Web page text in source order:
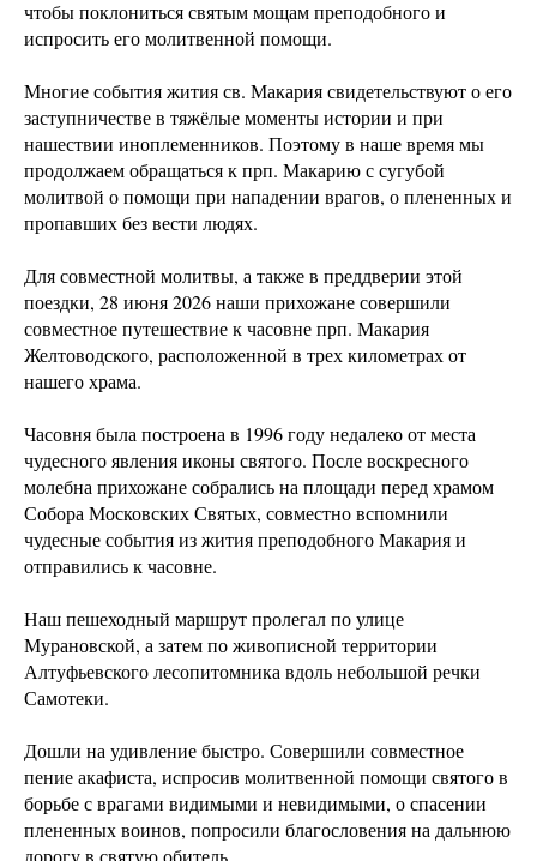
чтобы поклониться святым мощам преподобного и
испросить его молитвенной помощи.
Многие события жития св. Макария свидетельствуют о его
заступничестве в тяжёлые моменты истории и при
нашествии иноплеменников. Поэтому в наше время мы
продолжаем обращаться к прп. Макарию с сугубой
молитвой о помощи при нападении врагов, о плененных и
пропавших без вести людях.
Для совместной молитвы, а также в преддверии этой
поездки, 28 июня 2026 наши прихожане совершили
совместное путешествие к часовне прп. Макария
Желтоводского, расположенной в трех километрах от
нашего храма.
Часовня была построена в 1996 году недалеко от места
чудесного явления иконы святого. После воскресного
молебна прихожане собрались на площади перед храмом
Собора Московских Святых, совместно вспомнили
чудесные события из жития преподобного Макария и
отправились к часовне.
Наш пешеходный маршрут пролегал по улице
Мурановской, а затем по живописной территории
Алтуфьевского лесопитомника вдоль небольшой речки
Самотеки.
Дошли на удивление быстро. Совершили совместное
пение акафиста, испросив молитвенной помощи святого в
борьбе с врагами видимыми и невидимыми, о спасении
плененных воинов, попросили благословения на дальнюю
дорогу в святую обитель.